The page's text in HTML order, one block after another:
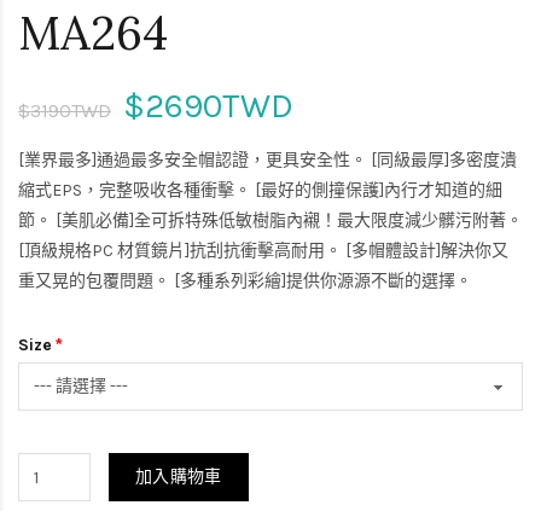
MA264
$3190TWD $2690TWD
[業界最多]通過最多安全帽認證，更具安全性。 [同級最厚]多密度潰
縮式EPS，完整吸收各種衝擊。 [最好的側撞保護]內行才知道的細
節。 [美肌必備]全可拆特殊低敏樹脂內襯！最大限度減少髒污附著。
[頂級規格PC 材質鏡片]抗刮抗衝擊高耐用。 [多帽體設計]解決你又
重又晃的包覆問題。 [多種系列彩繪]提供你源源不斷的選擇。
Size
加入購物車